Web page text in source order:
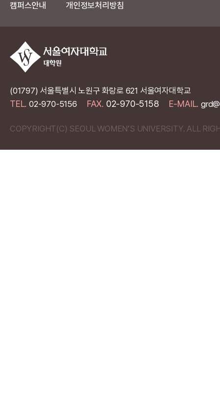
(01797) 서울특별시 노원구 화랑로 621 서울여자대학교
TEL. 02-970-5156 FAX. 02-970-5158 E-MAIL.
COPYRIGHT(C) SEOUL WOMEN’S UNIVERSITY. ALL
캠퍼스안내 개인정보처리방침